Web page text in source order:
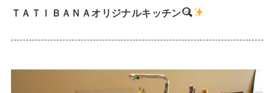
ＴＡＴＩＢＡＮＡオリジナルキッチン